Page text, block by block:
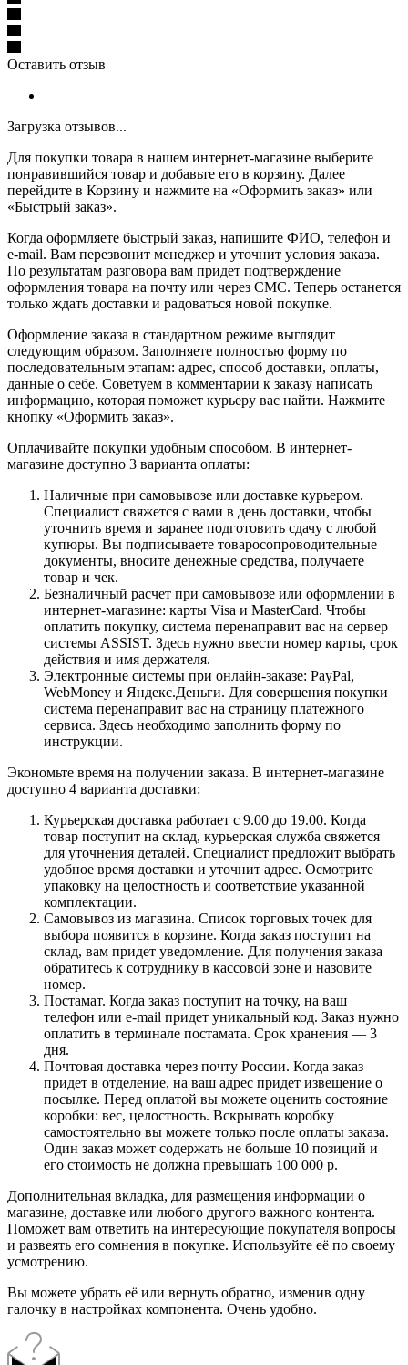
Оставить отзыв
Загрузка отзывов...
Для покупки товара в нашем интернет-магазине выберите
понравившийся товар и добавьте его в корзину. Далее
перейдите в Корзину и нажмите на «Оформить заказ» или
«Быстрый заказ».
Когда оформляете быстрый заказ, напишите ФИО, телефон и
e-mail. Вам перезвонит менеджер и уточнит условия заказа.
По результатам разговора вам придет подтверждение
оформления товара на почту или через СМС. Теперь останется
только ждать доставки и радоваться новой покупке.
Оформление заказа в стандартном режиме выглядит
следующим образом. Заполняете полностью форму по
последовательным этапам: адрес, способ доставки, оплаты,
данные о себе. Советуем в комментарии к заказу написать
информацию, которая поможет курьеру вас найти. Нажмите
кнопку «Оформить заказ».
Оплачивайте покупки удобным способом. В интернет-
магазине доступно 3 варианта оплаты:
Наличные при самовывозе или доставке курьером.
Специалист свяжется с вами в день доставки, чтобы
уточнить время и заранее подготовить сдачу с любой
купюры. Вы подписываете товаросопроводительные
документы, вносите денежные средства, получаете
товар и чек.
Безналичный расчет при самовывозе или оформлении в
интернет-магазине: карты Visa и MasterCard. Чтобы
оплатить покупку, система перенаправит вас на сервер
системы ASSIST. Здесь нужно ввести номер карты, срок
действия и имя держателя.
Электронные системы при онлайн-заказе: PayPal,
WebMoney и Яндекс.Деньги. Для совершения покупки
система перенаправит вас на страницу платежного
сервиса. Здесь необходимо заполнить форму по
инструкции.
Экономьте время на получении заказа. В интернет-магазине
доступно 4 варианта доставки:
Курьерская доставка работает с 9.00 до 19.00. Когда
товар поступит на склад, курьерская служба свяжется
для уточнения деталей. Специалист предложит выбрать
удобное время доставки и уточнит адрес. Осмотрите
упаковку на целостность и соответствие указанной
комплектации.
Самовывоз из магазина. Список торговых точек для
выбора появится в корзине. Когда заказ поступит на
склад, вам придет уведомление. Для получения заказа
обратитесь к сотруднику в кассовой зоне и назовите
номер.
Постамат. Когда заказ поступит на точку, на ваш
телефон или e-mail придет уникальный код. Заказ нужно
оплатить в терминале постамата. Срок хранения — 3
дня.
Почтовая доставка через почту России. Когда заказ
придет в отделение, на ваш адрес придет извещение о
посылке. Перед оплатой вы можете оценить состояние
коробки: вес, целостность. Вскрывать коробку
самостоятельно вы можете только после оплаты заказа.
Один заказ может содержать не больше 10 позиций и
его стоимость не должна превышать 100 000 р.
Дополнительная вкладка, для размещения информации о
магазине, доставке или любого другого важного контента.
Поможет вам ответить на интересующие покупателя вопросы
и развеять его сомнения в покупке. Используйте её по своему
усмотрению.
Вы можете убрать её или вернуть обратно, изменив одну
галочку в настройках компонента. Очень удобно.